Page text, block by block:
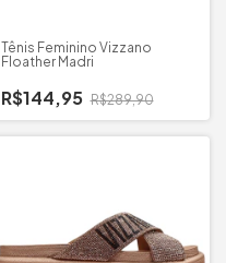
Tênis Feminino Vizzano
Floather Madri
R$144,95 R$289,90